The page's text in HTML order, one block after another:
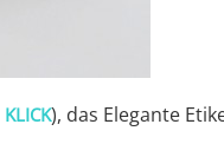
KLICK), das Elegante